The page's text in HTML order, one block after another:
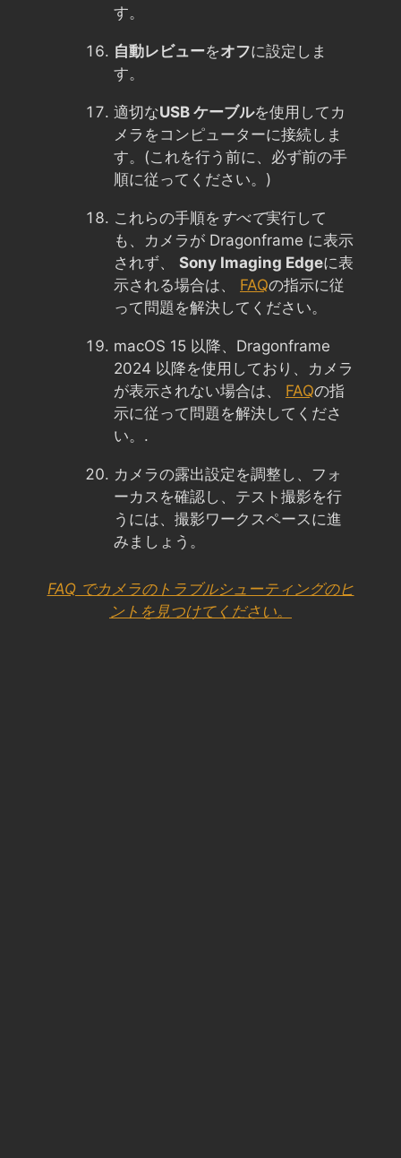
す。
自動レビューをオフに設定しま
す。
適切なUSB ケーブルを使用してカ
メラをコンピューターに接続しま
す。(これを行う前に、必ず前の手
順に従ってください。)
これらの手順をすべて実行して
も、カメラが Dragonframe に表示
されず、 Sony Imaging Edgeに表
示される場合は、 FAQの指示に従
って問題を解決してください。
macOS 15 以降、Dragonframe
2024 以降を使用しており、カメラ
が表示されない場合は、 FAQの指
示に従って問題を解決してくださ
い。.
カメラの露出設定を調整し、フォ
ーカスを確認し、テスト撮影を行
うには、撮影ワークスペースに進
みましょう。
FAQ でカメラのトラブルシューティングのヒ
ントを見つけてください。